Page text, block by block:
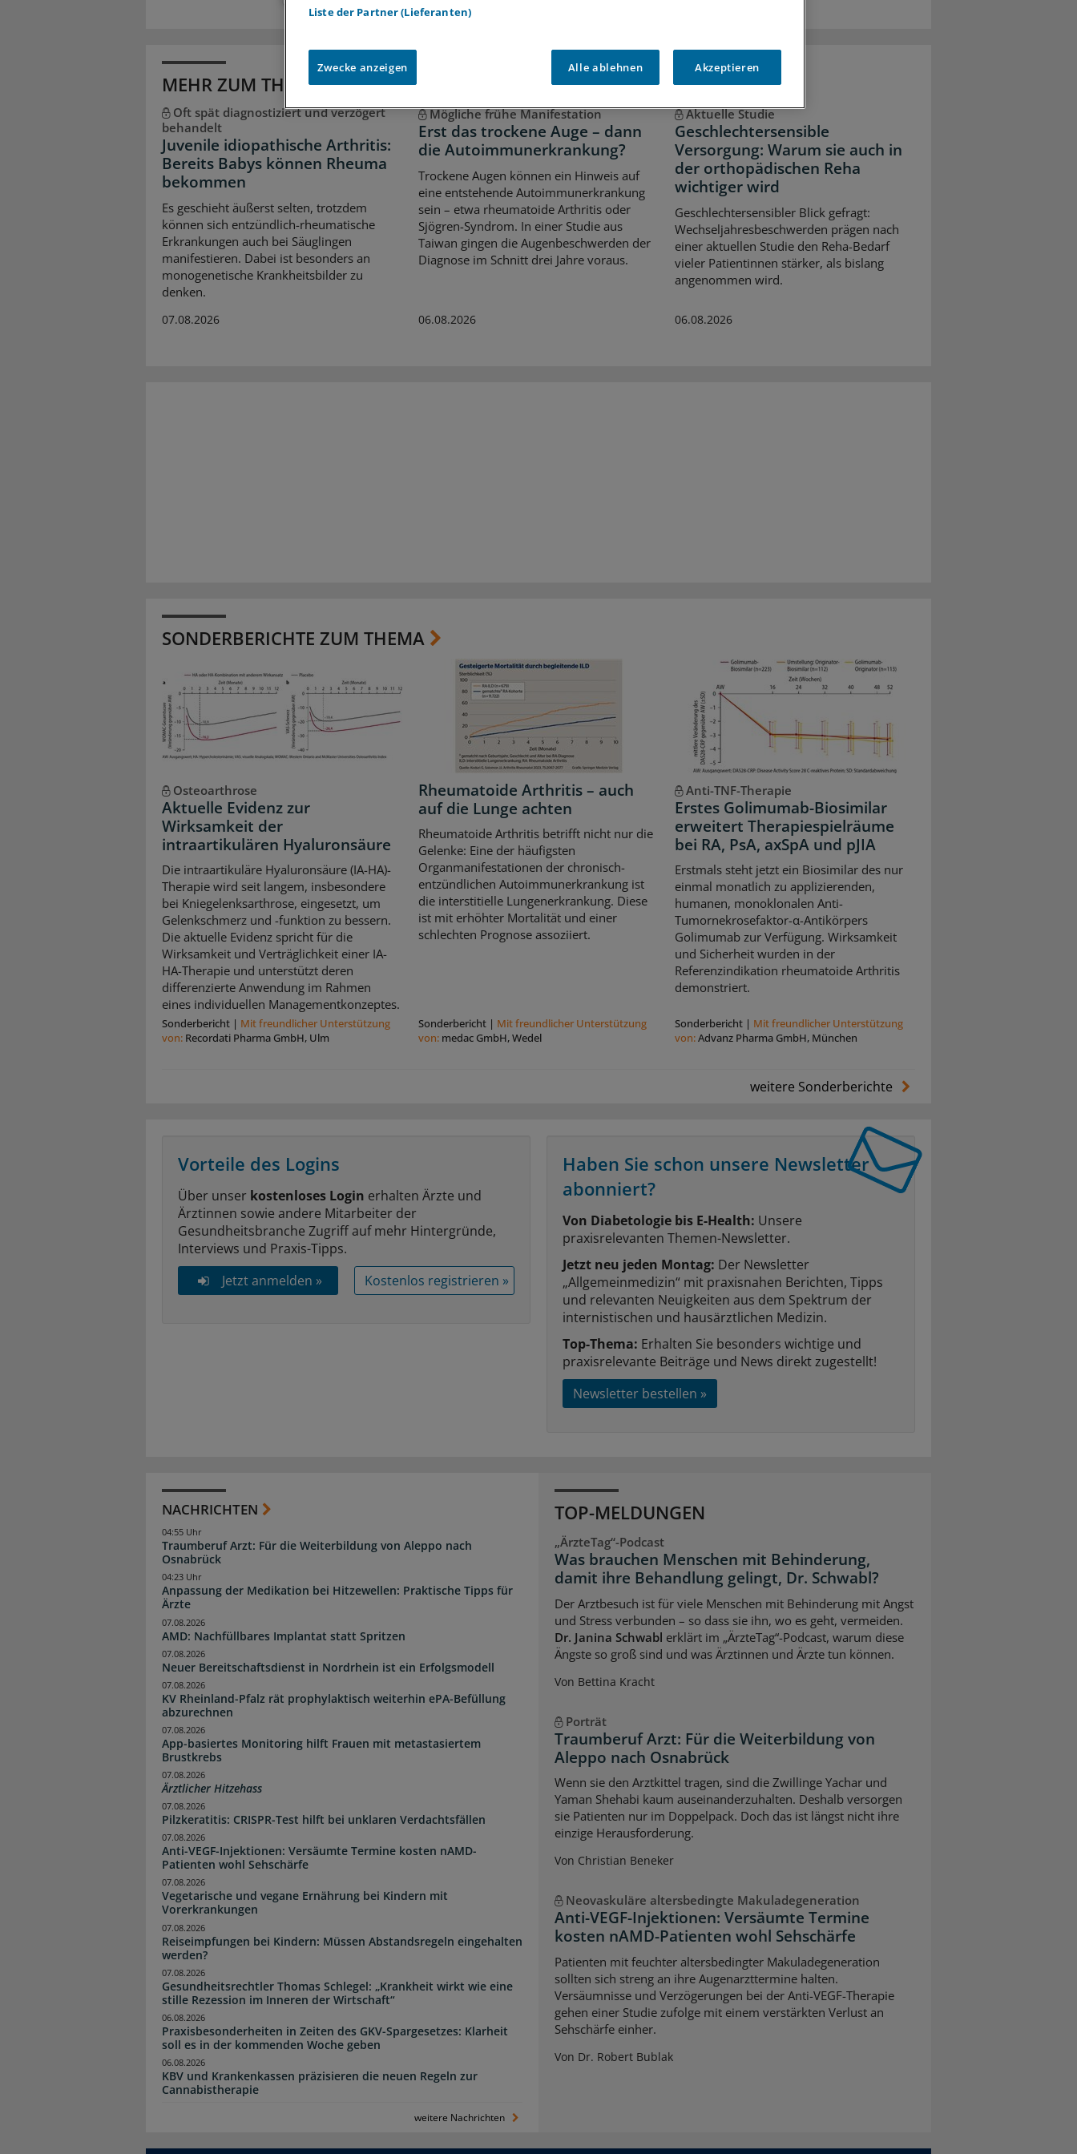
MEHR ZUM THEMA
Oft spät diagnostiziert und verzögert
behandelt
Juvenile idiopathische Arthritis:
Bereits Babys können Rheuma
bekommen
Es geschieht äußerst selten, trotzdem
können sich entzündlich-rheumatische
Erkrankungen auch bei Säuglingen
manifestieren. Dabei ist besonders an
monogenetische Krankheitsbilder zu
denken.
07.08.2026
Mögliche frühe Manifestation
Erst das trockene Auge – dann
die Autoimmunerkrankung?
Trockene Augen können ein Hinweis auf
eine entstehende Autoimmunerkrankung
sein – etwa rheumatoide Arthritis oder
Sjögren-Syndrom. In einer Studie aus
Taiwan gingen die Augenbeschwerden der
Diagnose im Schnitt drei Jahre voraus.
06.08.2026
Aktuelle Studie
Geschlechtersensible
Versorgung: Warum sie auch in
der orthopädischen Reha
wichtiger wird
Geschlechtersensibler Blick gefragt:
Wechseljahresbeschwerden prägen nach
einer aktuellen Studie den Reha-Bedarf
vieler Patientinnen stärker, als bislang
angenommen wird.
06.08.2026
SONDERBERICHTE ZUM THEMA
Osteoarthrose
Aktuelle Evidenz zur
Wirksamkeit der
intraartikulären Hyaluronsäure
Die intraartikuläre Hyaluronsäure (IA-HA)-
Therapie wird seit langem, insbesondere
bei Kniegelenksarthrose, eingesetzt, um
Gelenkschmerz und -funktion zu bessern.
Die aktuelle Evidenz spricht für die
Wirksamkeit und Verträglichkeit einer IA-
HA-Therapie und unterstützt deren
differenzierte Anwendung im Rahmen
eines individuellen Managementkonzeptes.
Sonderbericht | Mit freundlicher Unterstützung
von: Recordati Pharma GmbH, Ulm
Rheumatoide Arthritis – auch
auf die Lunge achten
Rheumatoide Arthritis betrifft nicht nur die
Gelenke: Eine der häufigsten
Organmanifestationen der chronisch-
entzündlichen Autoimmunerkrankung ist
die interstitielle Lungenerkrankung. Diese
ist mit erhöhter Mortalität und einer
schlechten Prognose assoziiert.
Sonderbericht| Mit freundlicher Unterstützung
von: medac GmbH, Wedel
Anti-TNF-Therapie
Erstes Golimumab-Biosimilar
erweitert Therapiespielräume
bei RA, PsA, axSpA und pJIA
Erstmals steht jetzt ein Biosimilar des nur
einmal monatlich zu applizierenden,
humanen, monoklonalen Anti-
Tumornekrosefaktor-α-Antikörpers
Golimumab zur Verfügung. Wirksamkeit
und Sicherheit wurden in der
Referenzindikation rheumatoide Arthritis
demonstriert.
Sonderbericht| Mit freundlicher Unterstützung
von:Advanz Pharma GmbH, München
weitere Sonderberichte
Vorteile des Logins
Über unser kostenloses Login erhalten Ärzte und
Ärztinnen sowie andere Mitarbeiter der
Gesundheitsbranche Zugriff auf mehr Hintergründe,
Interviews und Praxis-Tipps.
Jetzt anmelden »
Kostenlos registrieren »
Haben Sie schon unsere Newsletter
abonniert?
Von Diabetologie bis E-Health: Unsere
praxisrelevanten Themen-Newsletter.
Jetzt neu jeden Montag: Der Newsletter
„Allgemeinmedizin“ mit praxisnahen Berichten, Tipps
und relevanten Neuigkeiten aus dem Spektrum der
internistischen und hausärztlichen Medizin.
Top-Thema: Erhalten Sie besonders wichtige und
praxisrelevante Beiträge und News direkt zugestellt!
Newsletter bestellen »
NACHRICHTEN
Traumberuf Arzt: Für die Weiterbildung von Aleppo nach
Osnabrück
04:55 Uhr
Anpassung der Medikation bei Hitzewellen: Praktische Tipps für
Ärzte
04:23 Uhr
AMD: Nachfüllbares Implantat statt Spritzen
07.08.2026
Neuer Bereitschaftsdienst in Nordrhein ist ein Erfolgsmodell
07.08.2026
KV Rheinland-Pfalz rät prophylaktisch weiterhin ePA-Befüllung
abzurechnen
07.08.2026
App-basiertes Monitoring hilft Frauen mit metastasiertem
Brustkrebs
07.08.2026
Ärztlicher Hitzehass
07.08.2026
Pilzkeratitis: CRISPR-Test hilft bei unklaren Verdachtsfällen
07.08.2026
Anti-VEGF-Injektionen: Versäumte Termine kosten nAMD-
Patienten wohl Sehschärfe
07.08.2026
Vegetarische und vegane Ernährung bei Kindern mit
Vorerkrankungen
07.08.2026
Reiseimpfungen bei Kindern: Müssen Abstandsregeln eingehalten
werden?
07.08.2026
Gesundheitsrechtler Thomas Schlegel: „Krankheit wirkt wie eine
stille Rezession im Inneren der Wirtschaft“
07.08.2026
Praxisbesonderheiten in Zeiten des GKV-Spargesetzes: Klarheit
soll es in der kommenden Woche geben
06.08.2026
KBV und Krankenkassen präzisieren die neuen Regeln zur
Cannabistherapie
06.08.2026
weitere Nachrichten
TOP-MELDUNGEN
„ÄrzteTag“-Podcast
Was brauchen Menschen mit Behinderung,
damit ihre Behandlung gelingt, Dr. Schwabl?
Der Arztbesuch ist für viele Menschen mit Behinderung mit Angst
und Stress verbunden – so dass sie ihn, wo es geht, vermeiden.
Dr. Janina Schwabl erklärt im „ÄrzteTag“-Podcast, warum diese
Ängste so groß sind und was Ärztinnen und Ärzte tun können.
Von Bettina Kracht
Porträt
Traumberuf Arzt: Für die Weiterbildung von
Aleppo nach Osnabrück
Wenn sie den Arztkittel tragen, sind die Zwillinge Yachar und
Yaman Shehabi kaum auseinanderzuhalten. Deshalb versorgen
sie Patienten nur im Doppelpack. Doch das ist längst nicht ihre
einzige Herausforderung.
Von Christian Beneker
Neovaskuläre altersbedingte Makuladegeneration
Anti-VEGF-Injektionen: Versäumte Termine
kosten nAMD-Patienten wohl Sehschärfe
Patienten mit feuchter altersbedingter Makuladegeneration
sollten sich streng an ihre Augenarzttermine halten.
Versäumnisse und Verzögerungen bei der Anti-VEGF-Therapie
gehen einer Studie zufolge mit einem verstärkten Verlust an
Sehschärfe einher.
Von Dr. Robert Bublak
Liste der Partner (Lieferanten)
Zwecke anzeigen Alle ablehnen Akzeptieren